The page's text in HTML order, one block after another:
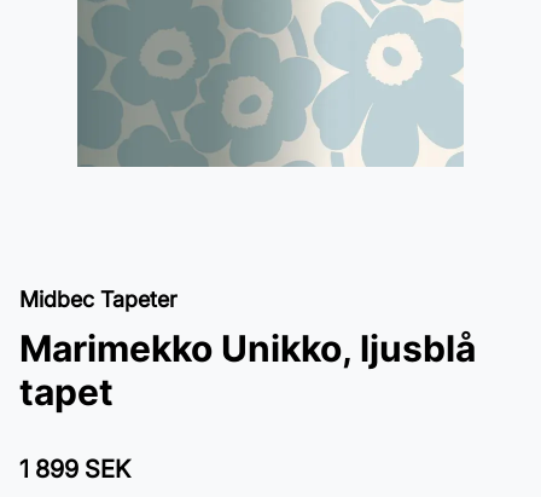
Midbec Tapeter
Marimekko Unikko, ljusblå
tapet
1 899 SEK